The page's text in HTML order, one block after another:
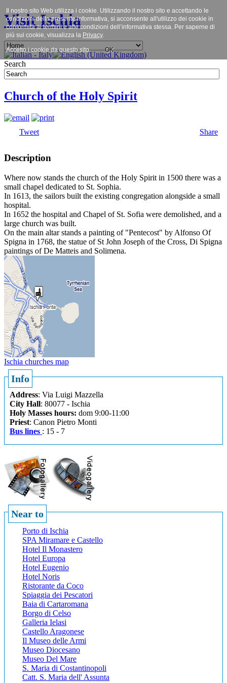
Visit Ischia
Search
Church of the Holy Spirit
Tweet Share
Description
Where now stands the church of the Holy Spirit in 1500 there was a
small chapel dedicated to St. Sophia.
In 1613, the sailors built the existing congregation alongside a small
hospital.
In 1652 the hospital and Chapel of St. Sofia were demolished, and a
large church was built.
On the main altar stands a painting of "Pentecost" by Alfonso Of
Spigna in 1768, the statue of St John Joseph of the Cross, Di Spigna
paintings of De Matteis and Solimena.
Ischia churches map
Info
Address: Via Luigi Mazzella
City Hall: 80077 - Ischia
Holy Masses hours: dom 9:00-11:00
Priest: Canon Pietro Monti
Bus lines : 15 - 7
Near to
Porto di Ischia
SPA Miramare e Castello
Hotel Il Monastero
Hotel Europa
Hotel Eugenio
Hotel Noris
Ristorante da Coco
Spiaggia dei Pescatori
Baia di Cartaromana
Borgo di Celso
Galleria Ielasi
Castello Aragonese
Il Museo delle Armi
Museo Diocesano
Museo Del Mare
S. Maria di Costantinopoli
Catt. S. Maria dell' Assunta
Il nostro sito Web utilizza i cookie. Utilizzando il nostro sito e accettando le
condizioni della presente informativa, si acconsente all'utilizzo dei cookie in
conformità ai termini e alle condizioni dell’informativa stessa. Per saperne di
più sui cookie, visualizza la Privacy.
Accetto i cookie da questo sito. OK